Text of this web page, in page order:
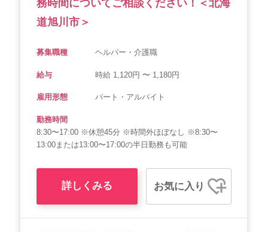
務時間についてご相談ください！＜北海
道旭川市＞
募集職種 ヘルパー・介護職
給与 時給 1,120円 〜 1,180円
雇用形態 パート・アルバイト
勤務時間
8:30〜17:00 ※休憩45分 ※時間外ほぼなし ※8:30〜
13:00または13:00〜17:00の半日勤務も可能
詳しくみる お気に入り